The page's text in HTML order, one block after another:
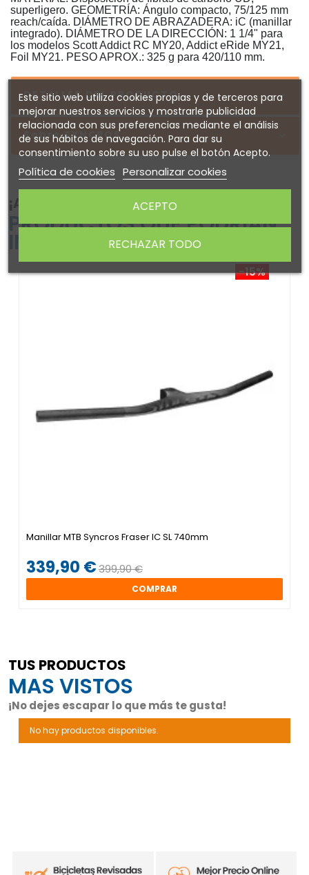
superligero. GEOMETRÍA: Ángulo compacto, 75/125 mm
reach/caída. DIÁMETRO DE ABRAZADERA: iC (manillar
integrado). DIÁMETRO DE LA DIRECCIÓN: 1 1/4" para
los modelos Scott Addict RC MY20, Addict eRide MY21,
Foil MY21. PESO APROX.: 325 g para 420/110 mm.
DETALLES DEL PRODUCTO
Sobre SYNCROS
¡ATENTO! AQUÍ TE DEJAMOS ALGUNOS
PRODUCTOS QUE PODRÍAN
INTERESARTE
-15%
Manillar MTB Syncros Fraser IC SL 740mm
339,90 €399,90 €
COMPRAR
TUS PRODUCTOS
MAS VISTOS
¡No dejes escapar lo que más te gusta!
No hay productos disponibles.
Este sitio web utiliza cookies propias y de terceros para
mejorar nuestros servicios y mostrarle publicidad
relacionada con sus preferencias mediante el análisis
de sus hábitos de navegación. Para dar su
consentimiento sobre su uso pulse el botón Acepto.
Política de cookies Personalizar cookies
RECHAZAR TODO
ACEPTO